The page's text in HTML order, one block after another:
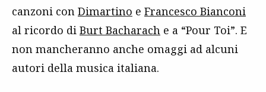
canzoni con Dimartino e Francesco Bianconi
al ricordo di Burt Bacharach e a “Pour Toi”. E
non mancheranno anche omaggi ad alcuni
autori della musica italiana.